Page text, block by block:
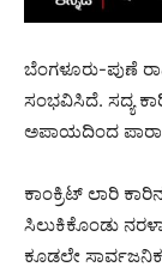
ಬೆಂಗಳೂರು-ಪುಣೆ
ಸಂಭವಿಸಿದೆ. ಸದ್ಯ
ಅಪಾಯದಿಂದ
ಕಾಂಕ್ರಿಟ್ ಲಾರಿ
ಸಿಲುಕಿಕೊಂಡು
ಕೂಡಲೇ